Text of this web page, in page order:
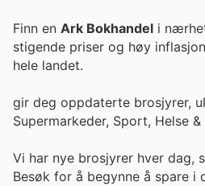
Finn en Ark Bokhandel i
hele landet.
gir deg oppdaterte brosjyrer,
Supermarkeder, Sport, Helse
Vi har nye brosjyrer hver dag,
Besøk for å begynne å spare i